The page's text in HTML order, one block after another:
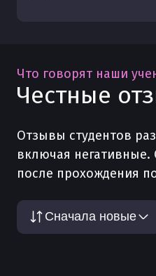
Что говорят наши
Честные
Отзывы студентов
включая
после прохождения
Сначала новые